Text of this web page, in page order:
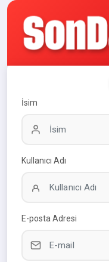
İsim
Kullanıcı Adı
E-posta Adresi